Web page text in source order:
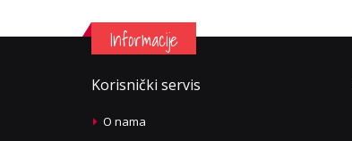
Informacije
Korisnički servis
O nama